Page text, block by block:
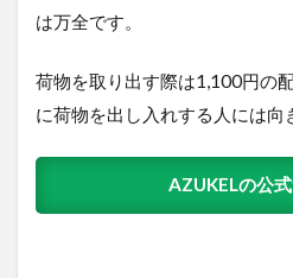
は万全です。
荷物を取り出す際は1,100円の
に荷物を出し入れする人には向
AZUKELの公